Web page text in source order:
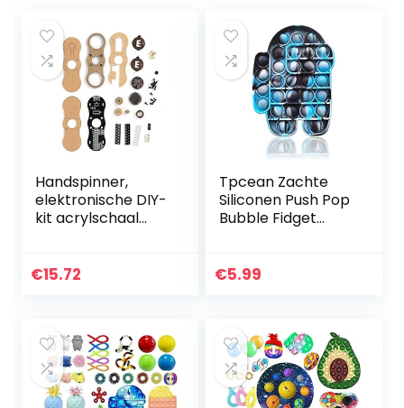
Handspinner,
elektronische DIY-
kit acrylschaal
gevarieerde led-
€15.72
Tpcean Zachte
Siliconen Push Pop
Bubble Fidget
Bubble Poppet
€5.99